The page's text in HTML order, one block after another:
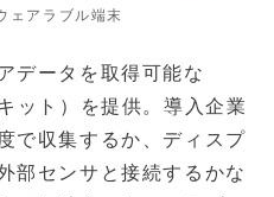
ェアラブル端末
データを取得可能な
ット）を提供。導入企業
で収集するか、ディスプ
部センサと接続するかな